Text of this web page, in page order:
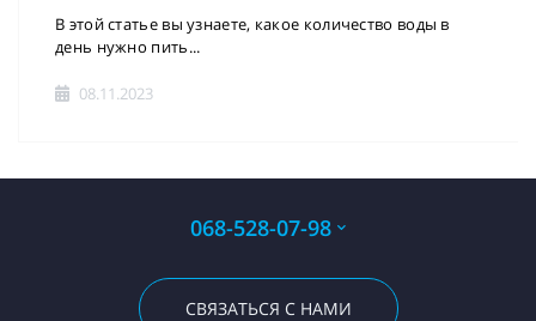
В этой статье вы узнаете, какое количество воды в
день нужно пить...
08.11.2023
068-528-07-98
СВЯЗАТЬСЯ С НАМИ